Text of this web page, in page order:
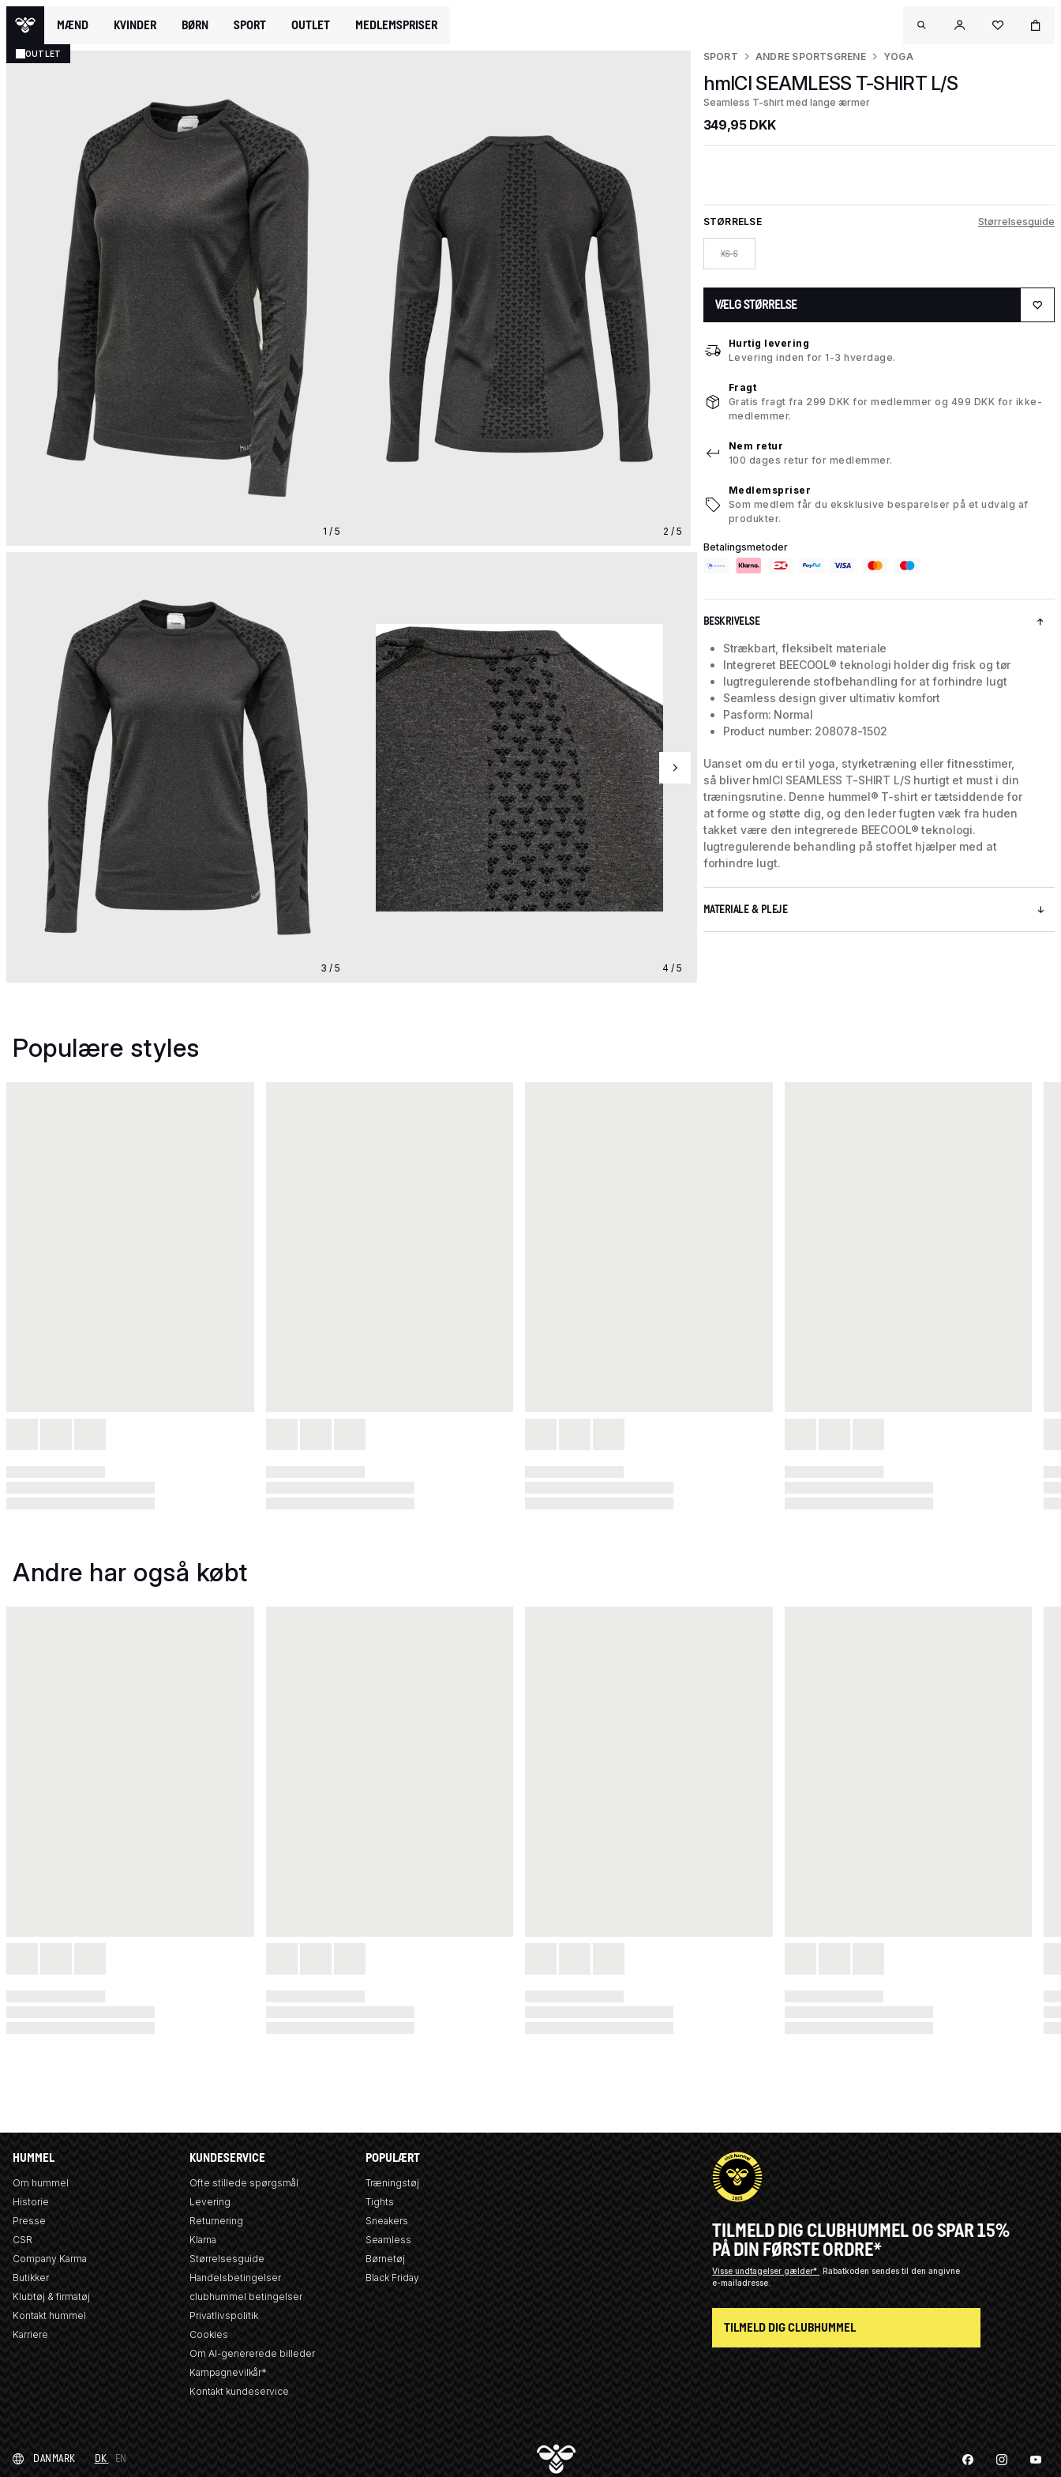
MÆND KVINDER BØRN SPORT OUTLET MEDLEMSPRISER
OUTLET
1 / 5 2 / 5
3 / 5 4 / 5
SPORT ANDRE SPORTSGRENE YOGA
hmlCI SEAMLESS T-SHIRT L/S
Seamless T-shirt med lange ærmer
349,95 DKK
STØRRELSE Størrelsesguide
XS-S
VÆLG STØRRELSE
Hurtig levering
Levering inden for 1-3 hverdage.
Fragt
Gratis fragt fra 299 DKK for medlemmer og 499 DKK for ikke-
medlemmer.
Nem retur
100 dages retur for medlemmer.
Medlemspriser
Som medlem får du eksklusive besparelser på et udvalg af
produkter.
Betalingsmetoder
BESKRIVELSE
Strækbart, fleksibelt materiale
Integreret BEECOOL® teknologi holder dig frisk og tør
lugtregulerende stofbehandling for at forhindre lugt
Seamless design giver ultimativ komfort
Pasform: Normal
Product number: 208078-1502
Uanset om du er til yoga, styrketræning eller fitnesstimer,
så bliver hmlCI SEAMLESS T-SHIRT L/S hurtigt et must i din
træningsrutine. Denne hummel® T-shirt er tætsiddende for
at forme og støtte dig, og den leder fugten væk fra huden
takket være den integrerede BEECOOL® teknologi.
lugtregulerende behandling på stoffet hjælper med at
forhindre lugt.
MATERIALE & PLEJE
Populære styles
Andre har også købt
HUMMEL
Om hummel
Historie
Presse
CSR
Company Karma
Butikker
Klubtøj & firmatøj
Kontakt hummel
Karriere
KUNDESERVICE
Ofte stillede spørgsmål
Levering
Returnering
Klarna
Størrelsesguide
Handelsbetingelser
clubhummel betingelser
Privatlivspolitik
Cookies
Om AI-genererede billeder
Kampagnevilkår*
Kontakt kundeservice
POPULÆRT
Træningstøj
Tights
Sneakers
Seamless
Børnetøj
Black Friday
TILMELD DIG CLUBHUMMEL OG SPAR 15%
PÅ DIN FØRSTE ORDRE*
Visse undtagelser gælder* Rabatkoden sendes til den angivne
e-mailadresse.
TILMELD DIG CLUBHUMMEL
DANMARK DK EN